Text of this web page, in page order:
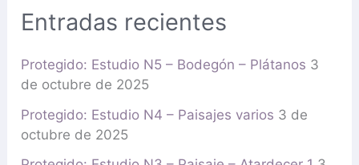
Entradas recientes
Protegido: Estudio N5 – Bodegón – Plátanos 3
de octubre de 2025
Protegido: Estudio N4 – Paisajes varios 3 de
octubre de 2025